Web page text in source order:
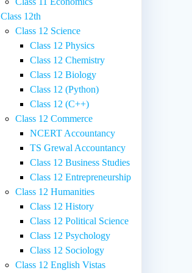
Class 12th
Class 12 Science
Class 12 Physics
Class 12 Chemistry
Class 12 Biology
Class 12 (Python)
Class 12 (C++)
Class 12 Commerce
NCERT Accountancy
TS Grewal Accountancy
Class 12 Business Studies
Class 12 Entrepreneurship
Class 12 Humanities
Class 12 History
Class 12 Political Science
Class 12 Psychology
Class 12 Sociology
Class 12 English Vistas